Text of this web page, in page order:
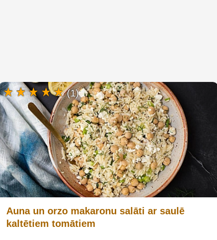
Auna un orzo makaronu salāti ar saulē
kaltētiem tomātiem
(1)